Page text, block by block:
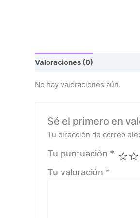
Valoraciones (0)
No hay valoraciones aún.
Sé el primero en
Tu dirección de correo
Tu puntuación *
Tu valoración *